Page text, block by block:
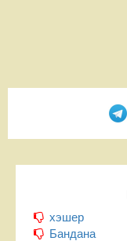
хэшер
Бандана